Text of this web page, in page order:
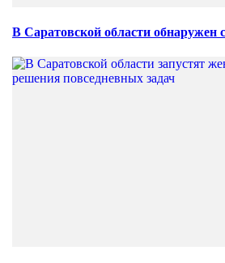
В Саратовской области обнаружен